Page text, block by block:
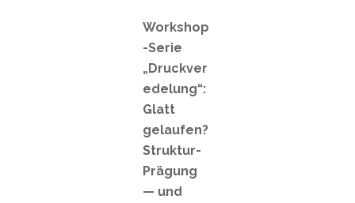
Workshop
-Serie
„Druckver
edelung“:
Glatt
gelaufen?
Struktur-
Prägung
— und